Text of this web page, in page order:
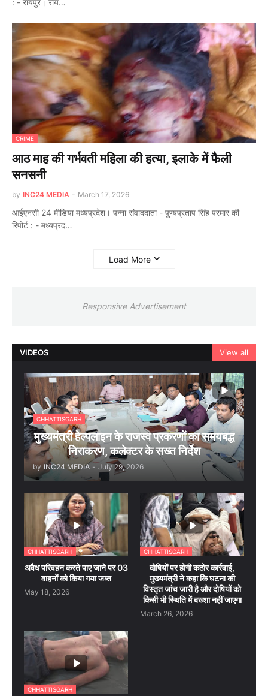
: - रायपुर। राय…
CRIME
आठ माह की गर्भवती महिला की हत्या, इलाके में फैली
सनसनी
by INC24 MEDIA - March 17, 2026
आईएनसी 24 मीडिया मध्यप्रदेश। पन्ना संवाददाता - पुण्यप्रताप सिंह परमार की
रिपोर्ट : - मध्यप्रद…
Load More
Responsive Advertisement
VIDEOS View all
CHHATTISGARH
मुख्यमंत्री हेल्पलाइन के राजस्व प्रकरणों का समयबद्ध
निराकरण, कलेक्टर के सख्त निर्देश
by INC24 MEDIA - July 29, 2026
CHHATTISGARH
अवैध परिवहन करते पाए जाने पर 03
वाहनों को किया गया जब्त
May 18, 2026
CHHATTISGARH
दोषियों पर होगी कठोर कार्रवाई,
मुख्यमंत्री ने कहा कि घटना की
विस्तृत जांच जारी है और दोषियों को
किसी भी स्थिति में बख्शा नहीं जाएगा
March 26, 2026
CHHATTISGARH